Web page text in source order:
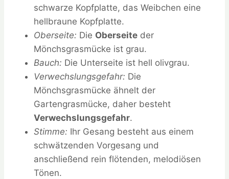
schwarze Kopfplatte, das Weibchen eine
hellbraune Kopfplatte.
Oberseite: Die Oberseite der
Mönchsgrasmücke ist grau.
Bauch: Die Unterseite ist hell olivgrau.
Verwechslungsgefahr: Die
Mönchsgrasmücke ähnelt der
Gartengrasmücke, daher besteht
Verwechslungsgefahr.
Stimme: Ihr Gesang besteht aus einem
schwätzenden Vorgesang und
anschließend rein flötenden, melodiösen
Tönen.